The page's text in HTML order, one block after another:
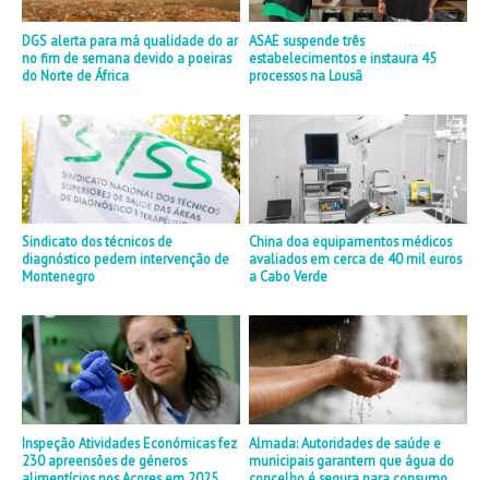
DGS alerta para má qualidade do ar
no fim de semana devido a poeiras
do Norte de África
ASAE suspende três
estabelecimentos e instaura 45
processos na Lousã
Sindicato dos técnicos de
diagnóstico pedem intervenção de
Montenegro
China doa equipamentos médicos
avaliados em cerca de 40 mil euros
a Cabo Verde
Inspeção Atividades Económicas fez
230 apreensões de géneros
Almada: Autoridades de saúde e
municipais garantem que água do